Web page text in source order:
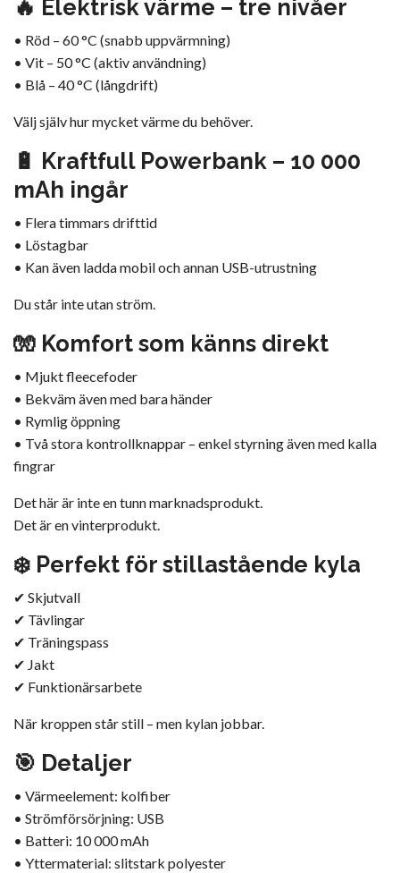
🔥 Elektrisk värme – tre nivåer
• Röd – 60 °C (snabb uppvärmning)
• Vit – 50 °C (aktiv användning)
• Blå – 40 °C (långdrift)
Välj själv hur mycket värme du behöver.
🔋 Kraftfull Powerbank – 10 000
mAh ingår
• Flera timmars drifttid
• Löstagbar
• Kan även ladda mobil och annan USB-utrustning
Du står inte utan ström.
🧤 Komfort som känns direkt
• Mjukt fleecefoder
• Bekväm även med bara händer
• Rymlig öppning
• Två stora kontrollknappar – enkel styrning även med kalla
fingrar
Det här är inte en tunn marknadsprodukt.
Det är en vinterprodukt.
❄️ Perfekt för stillastående kyla
✔ Skjutvall
✔ Tävlingar
✔ Träningspass
✔ Jakt
✔ Funktionärsarbete
När kroppen står still – men kylan jobbar.
🎯 Detaljer
• Värmeelement: kolfiber
• Strömförsörjning: USB
• Batteri: 10 000 mAh
• Yttermaterial: slitstark polyester